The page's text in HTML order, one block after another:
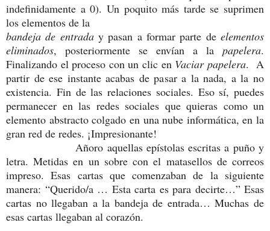
indefinidamente a 0). Un poquito más tarde se suprimen
los elementos de la
bandeja de entraday pasan a formar parte deelementos
eliminados, posteriormente se envían a la papelera.
Finalizando el proceso con un clic en Vaciar papelera. A
partir de ese instante acabas de pasar a la nada, a la no
existencia. Fin de las relaciones sociales. Eso sí, puedes
permanecer en las redes sociales que quieras como un
elemento abstracto colgado en una nube informática, en la
gran red de redes. ¡Impresionante!
Añoro aquellas epístolas escritas a puño y
letra. Metidas en un sobre con el matasellos de correos
impreso. Esas cartas que comenzaban de la siguiente
manera: “Querido/a … Esta carta es para decirte…” Esas
cartas no llegaban a la bandeja de entrada… Muchas de
esas cartas llegaban al corazón.